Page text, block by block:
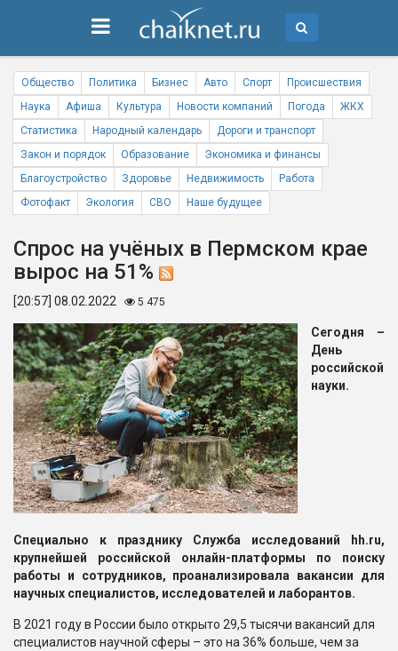
Общество Политика Бизнес Авто Спорт
Происшествия
Наука
Афиша Культура Новости компаний Погода
ЖКХ
Статистика
Народный календарь
Дороги и транспорт
Закон и порядок
Образование
Экономика и финансы
Благоустройство
Здоровье Недвижимость
Работа
Фотофакт
Экология СВО Наше будущее
Спрос на учёных в Пермском крае
вырос на 51%
[20:57] 08.02.2022 5 475
Сегодня –
День
российской
науки.
Специально к празднику Служба исследований hh.ru,
крупнейшей российской онлайн-платформы по поиску
работы и сотрудников, проанализировала вакансии для
научных специалистов, исследователей и лаборантов.
В 2021 году в России было открыто 29,5 тысячи вакансий для
специалистов научной сферы – это на 36% больше, чем за